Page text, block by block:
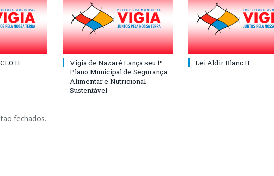
II
Vigia de Nazaré Lança seu 1º
Plano Municipal de Segurança
Alimentar e Nutricional
Sustentável
Lei Aldir Blanc II
fechados.